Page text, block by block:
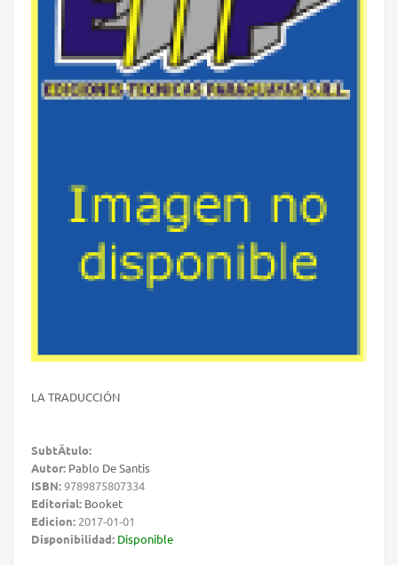
LA TRADUCCIÓN
SubtÃ­tulo:
Autor: Pablo De Santis
ISBN:9789875807334
Editorial: Booket
Edicion: 2017-01-01
Disponibilidad: Disponible